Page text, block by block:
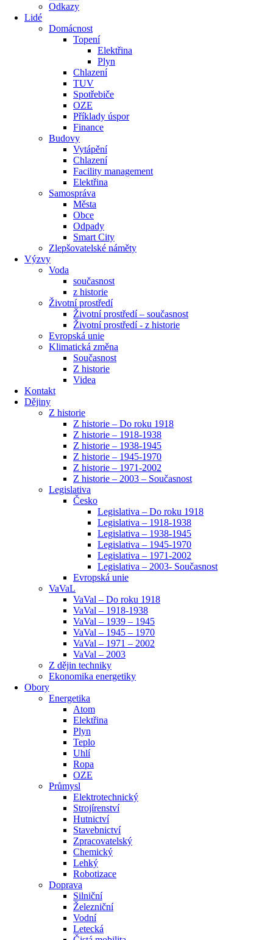
Odkazy
Lidé
Domácnost
Topení
Elektřina
Plyn
Chlazení
TUV
Spotřebiče
OZE
Příklady úspor
Finance
Budovy
Vytápění
Chlazení
Facility management
Elektřina
Samospráva
Města
Obce
Odpady
Smart City
Zlepšovatelské náměty
Výzvy
Voda
současnost
z historie
Životní prostředí
Životní prostředí – současnost
Životní prostředí ​- z historie
Evropská unie
Klimatická změna
Současnost
Z historie
Videa
Kontakt
Dějiny
Z historie
Z historie – Do roku 1918
Z historie – 1918-1938
Z historie – 1938-1945
Z historie – 1945-1970
Z historie – 1971-2002
Z historie – 2003 – Současnost
Legislativa
Česko
Legislativa – Do roku 1918
Legislativa – 1918-1938
Legislativa – 1938-1945
Legislativa – 1945-1970
Legislativa – 1971-2002
Legislativa – 2003- Současnost
Evropská unie
VaVaL
VaVal – Do roku 1918
VaVal – 1918-1938
VaVal – 1939 – 1945
VaVal – 1945 – 1970
VaVal – 1971 – 2002
VaVal – 2003
Z dějin techniky
Ekonomika energetiky
Obory
Energetika
Atom
Elektřina
Plyn
Teplo
Uhlí
Ropa
OZE
Průmysl
Elektrotechnický
Strojírenství
Hutnictví
Stavebnictví
Zpracovatelský
Chemický
Lehký
Robotizace
Doprava
Silniční
Železniční
Vodní
Letecká